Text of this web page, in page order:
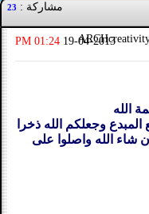
مشاركة : 23
19-04-2013
01:24 PM
الله
وجعلكم الله ذخرا
شاء الله واصلوا على